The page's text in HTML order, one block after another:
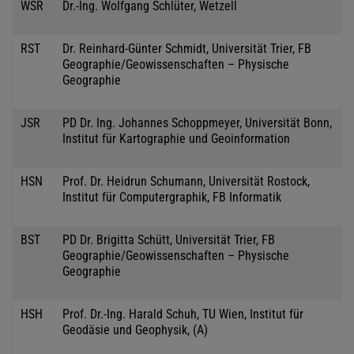
WSR Dr.-Ing. Wolfgang Schlüter, Wetzell
RST
Dr. Reinhard-Günter Schmidt, Universität Trier, FB
Geographie/Geowissenschaften – Physische
Geographie
JSR
PD Dr. Ing. Johannes Schoppmeyer, Universität Bonn,
Institut für Kartographie und Geoinformation
HSN
Prof. Dr. Heidrun Schumann, Universität Rostock,
Institut für Computergraphik, FB Informatik
BST
PD Dr. Brigitta Schütt, Universität Trier, FB
Geographie/Geowissenschaften – Physische
Geographie
HSH
Prof. Dr.-Ing. Harald Schuh, TU Wien, Institut für
Geodäsie und Geophysik, (A)